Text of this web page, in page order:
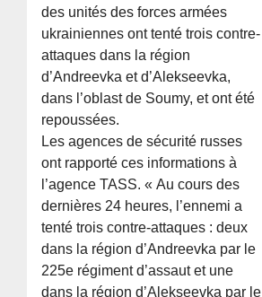
des unités des forces armées
ukrainiennes ont tenté trois contre-
attaques dans la région
d’Andreevka et d’Alekseevka,
dans l’oblast de Soumy, et ont été
repoussées.
Les agences de sécurité russes
ont rapporté ces informations à
l’agence TASS. « Au cours des
dernières 24 heures, l’ennemi a
tenté trois contre-attaques : deux
dans la région d’Andreevka par le
225e régiment d’assaut et une
dans la région d’Alekseevka par le